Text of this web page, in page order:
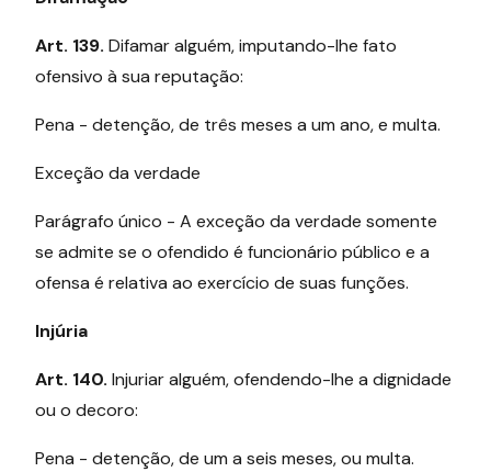
Art. 139. Difamar alguém, imputando-lhe fato
ofensivo à sua reputação:
Pena - detenção, de três meses a um ano, e multa.
Exceção da verdade
Parágrafo único - A exceção da verdade somente
se admite se o ofendido é funcionário público e a
ofensa é relativa ao exercício de suas funções.
Injúria
Art. 140. Injuriar alguém, ofendendo-lhe a dignidade
ou o decoro:
Pena - detenção, de um a seis meses, ou multa.